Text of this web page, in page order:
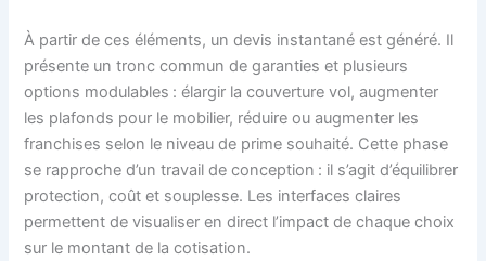
À partir de ces éléments, un devis instantané est généré. Il
présente un tronc commun de garanties et plusieurs
options modulables : élargir la couverture vol, augmenter
les plafonds pour le mobilier, réduire ou augmenter les
franchises selon le niveau de prime souhaité. Cette phase
se rapproche d’un travail de conception : il s’agit d’équilibrer
protection, coût et souplesse. Les interfaces claires
permettent de visualiser en direct l’impact de chaque choix
sur le montant de la cotisation.